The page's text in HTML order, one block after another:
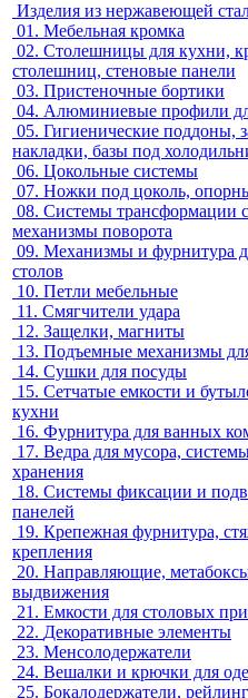
Изделия из нержавеющей
01. Мебельная кромка
02. Столешницы для кухни,
столешниц, стеновые панели
03. Пристеночные бортики
04. Алюминиевые профили
05. Гигиенические поддоны,
накладки, базы под
06. Цокольные системы
07. Ножки под цоколь,
08. Системы трансформации
механизмы поворота
09. Механизмы и фурнитура
столов
10. Петли мебельные
11. Смягчители удара
12. Защелки, магниты
13. Подъемные механизмы
14. Сушки для посуды
15. Сетчатые емкости и
кухни
16. Фурнитура для ванных
17. Ведра для мусора,
хранения
18. Системы фиксации и
панелей
19. Крепежная фурнитура,
крепления
20. Направляющие,
выдвижения
21. Емкости для столовых
22. Декоративные элементы
23. Менсолодержатели
24. Вешалки и крючки для
25. Бокалодержатели,